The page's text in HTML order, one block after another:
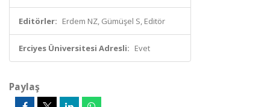
Editörler: Erdem NZ, Gümüşel S, Editör
Erciyes Üniversitesi Adresli: Evet
Paylaş